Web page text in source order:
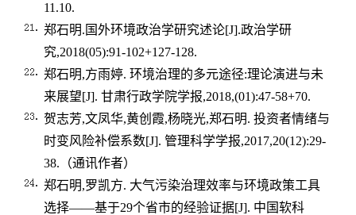
11.10.
郑石明. 国外环境政治学研究述论[J].政治学研
究,2018(05):91-102+127-128.
郑石明,方雨婷. 环境治理的多元途径:理论演进与未
来展望[J]. 甘肃行政学院学报,2018,(01):47-58+70.
贺志芳,文凤华,黄创霞,杨晓光,郑石明. 投资者情绪与
时变风险补偿系数[J]. 管理科学学报,2017,20(12):29-
38. （通讯作者）
郑石明,罗凯方. 大气污染治理效率与环境政策工具
选择——基于29个省市的经验证据[J]. 中国软科